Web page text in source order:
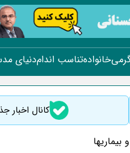
خانوادهتناسب اندامدنیای مد
کانال اخبار